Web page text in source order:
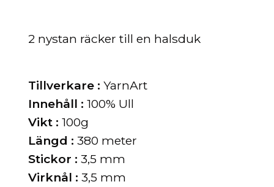
2 nystan räcker till en halsduk
Tillverkare : YarnArt
Innehåll : 100% Ull
Vikt : 100g
Längd : 380 meter
Stickor : 3,5 mm
Virknål : 3,5 mm